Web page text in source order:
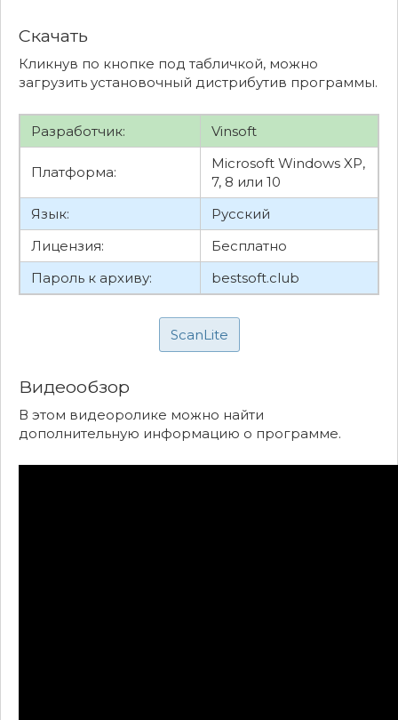
Скачать
Кликнув по кнопке под табличкой, можно
загрузить установочный дистрибутив программы.
Разработчик: Vinsoft
Платформа:
Microsoft Windows XP,
7, 8 или 10
Язык:
Русский
Лицензия:
Бесплатно
Пароль к архиву:
bestsoft.club
ScanLite
Видеообзор
В этом видеоролике можно найти
дополнительную информацию о программе.